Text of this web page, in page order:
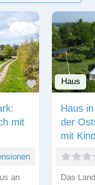
Favorit
mit
an
Haus
Haus
der
mit
Das